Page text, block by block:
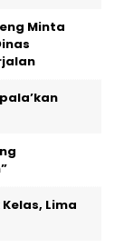
Minta
Lima